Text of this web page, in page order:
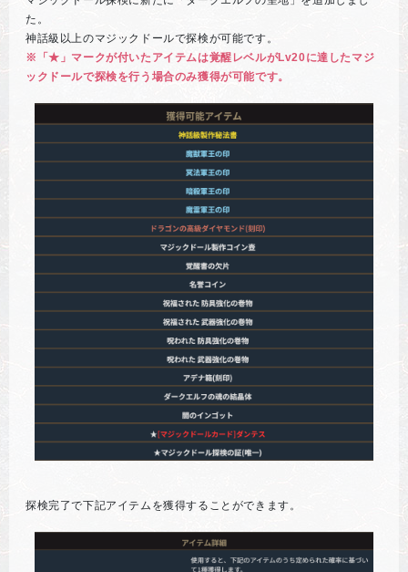
た。
神話級以上のマジックドールで探検が可能です。
※「★」マークが付いたアイテムは覚醒レベルがLv20に達したマジ
ックドールで探検を行う場合のみ獲得が可能です。
探検完了で下記アイテムを獲得することができます。